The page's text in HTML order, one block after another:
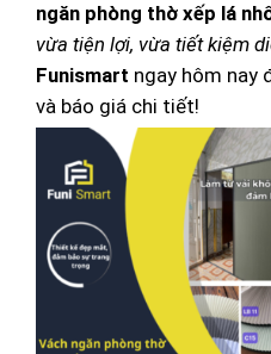
ngăn phòng thờ xếp lá
vừa tiện lợi, vừa tiết kiệm
Funismart ngay hôm nay
và báo giá chi tiết!